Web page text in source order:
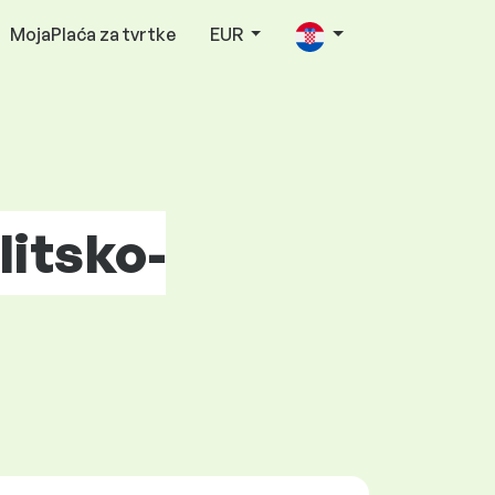
MojaPlaća za tvrtke EUR